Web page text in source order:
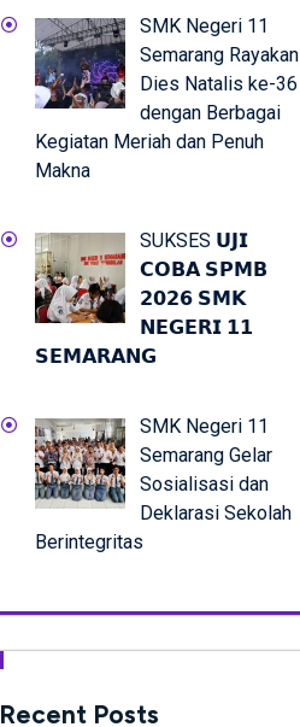
SMK Negeri 11
Semarang Rayakan
Dies Natalis ke-36
dengan Berbagai
Kegiatan Meriah dan Penuh
Makna
SUKSES 𝗨𝗝𝗜
𝗖𝗢𝗕𝗔 𝗦𝗣𝗠𝗕
𝟮𝟬𝟮𝟲 𝗦𝗠𝗞
𝗡𝗘𝗚𝗘𝗥𝗜 𝟭𝟭
𝗦𝗘𝗠𝗔𝗥𝗔𝗡𝗚
SMK Negeri 11
Semarang Gelar
Sosialisasi dan
Deklarasi Sekolah
Berintegritas
Recent Posts